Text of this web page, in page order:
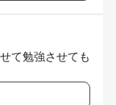
て勉強させても